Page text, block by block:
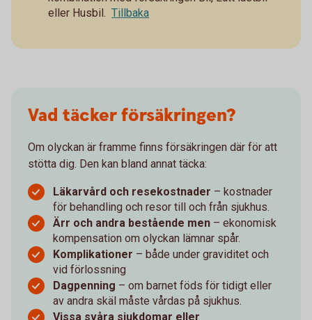
eller Husbil. Tillbaka
Vad täcker försäkringen?
Om olyckan är framme finns försäkringen där för att
stötta dig. Den kan bland annat täcka:
Läkarvård och resekostnader – kostnader
för behandling och resor till och från sjukhus.
Ärr och andra bestående men – ekonomisk
kompensation om olyckan lämnar spår.
Komplikationer – både under graviditet och
vid förlossning
Dagpenning – om barnet föds för tidigt eller
av andra skäl måste vårdas på sjukhus.
Vissa svåra sjukdomar eller